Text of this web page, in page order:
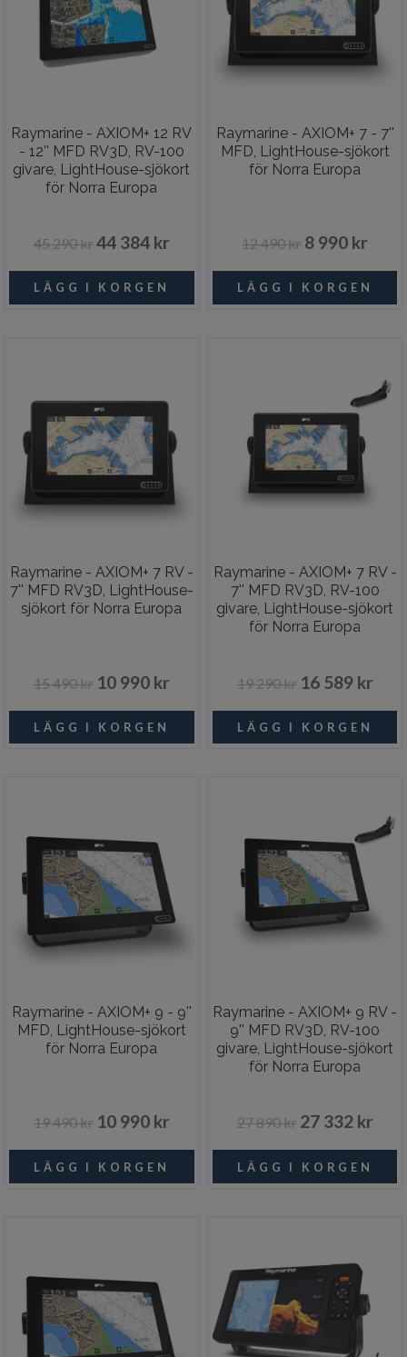
Raymarine - AXIOM+ 12 RV
- 12'' MFD RV3D, RV-100
givare, LightHouse-sjökort
för Norra Europa
45 290 kr44 384 kr
Raymarine - AXIOM+ 7 - 7''
MFD, LightHouse-sjökort
för Norra Europa
12 490 kr 8 990 kr
Raymarine - AXIOM+ 7 RV -
7'' MFD RV3D, LightHouse-
sjökort för Norra Europa
15 490 kr 10 990 kr
Raymarine - AXIOM+ 7 RV -
7'' MFD RV3D, RV-100
givare, LightHouse-sjökort
för Norra Europa
19 290 kr 16 589 kr
Raymarine - AXIOM+ 9 - 9''
MFD, LightHouse-sjökort
för Norra Europa
19 490 kr 10 990 kr
Raymarine - AXIOM+ 9 RV -
9'' MFD RV3D, RV-100
givare, LightHouse-sjökort
för Norra Europa
27 890 kr 27 332 kr